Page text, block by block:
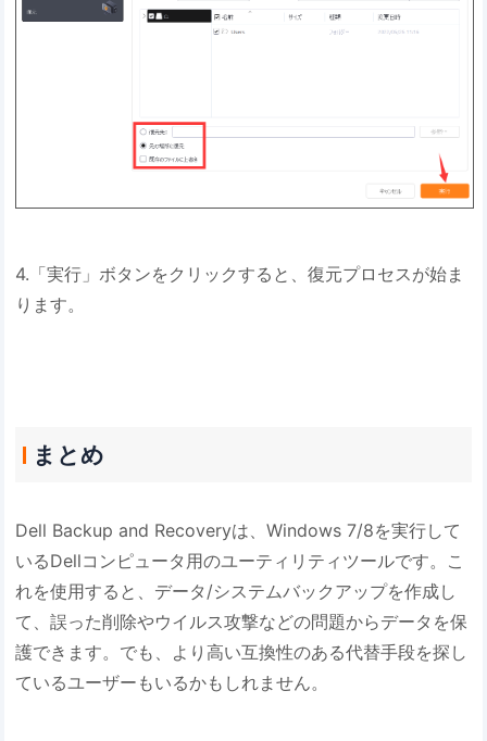
4.「実行」ボタンをクリックすると、復元プロセスが始ま
ります。
まとめ
Dell Backup and Recoveryは、Windows 7/8を実行して
いるDellコンピュータ用のユーティリティツールです。こ
れを使用すると、データ/システムバックアップを作成し
て、誤った削除やウイルス攻撃などの問題からデータを保
護できます。でも、より高い互換性のある代替手段を探し
ているユーザーもいるかもしれません。